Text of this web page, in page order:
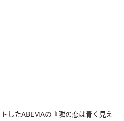
したABEMAの『隣の恋は青く見え